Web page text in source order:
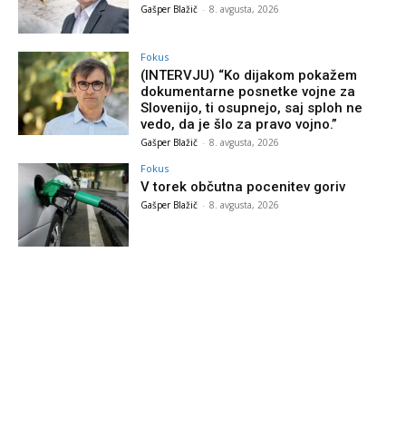
Gašper Blažič - 8. avgusta, 2026
Fokus
(INTERVJU) “Ko dijakom pokažem
dokumentarne posnetke vojne za
Slovenijo, ti osupnejo, saj sploh ne
vedo, da je šlo za pravo vojno.”
Gašper Blažič - 8. avgusta, 2026
Fokus
V torek občutna pocenitev goriv
Gašper Blažič - 8. avgusta, 2026